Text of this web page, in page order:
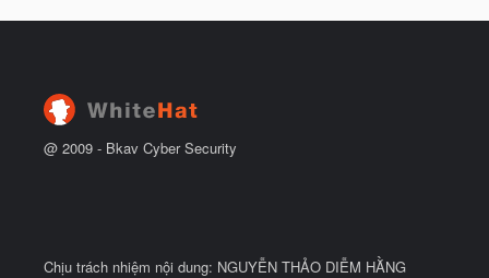
@ 2009 - Bkav Cyber Security
Chịu trách nhiệm nội dung: NGUYỄN THẢO DIỄM HẰNG